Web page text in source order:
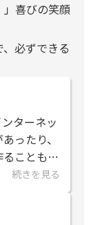
」喜びの笑顔
必ずできる
ターネッ
ったり、
こともで
なことが
続きを見る